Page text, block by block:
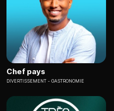
Chef pays
DIVERTISSEMENT GASTRONOMIE